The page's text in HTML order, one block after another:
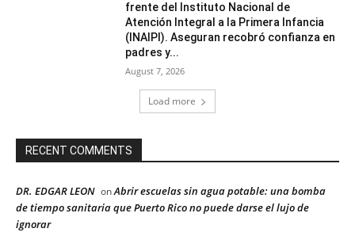
frente del Instituto Nacional de
Atención Integral a la Primera Infancia
(INAIPI). Aseguran recobró confianza en
padres y...
August 7, 2026
Load more
RECENT COMMENTS
DR. EDGAR LEON onAbrir escuelas sin agua potable: una bomba
de tiempo sanitaria que Puerto Rico no puede darse el lujo de
ignorar